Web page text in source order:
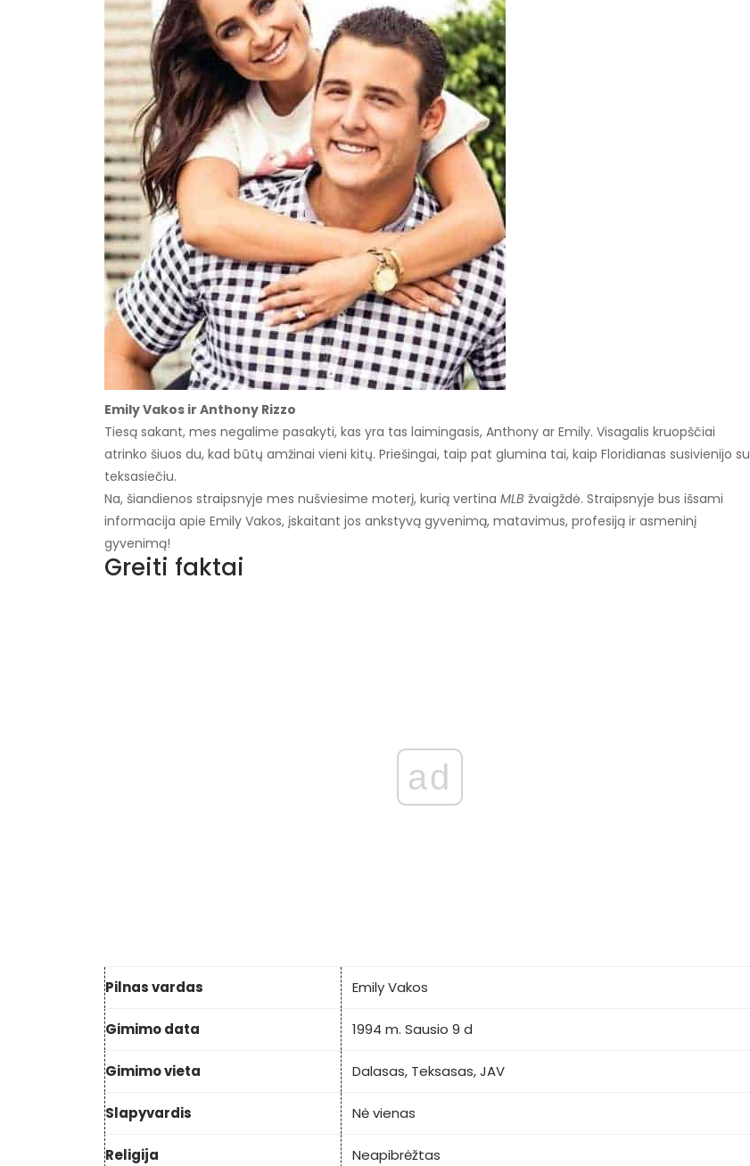
Emily Vakos ir Anthony Rizzo
Tiesą sakant, mes negalime pasakyti, kas yra tas laimingasis, Anthony ar Emily. Visagalis kruopščiai
atrinko šiuos du, kad būtų amžinai vieni kitų. Priešingai, taip pat glumina tai, kaip Floridianas susivienijo su
teksasiečiu.
Na, šiandienos straipsnyje mes nušviesime moterį, kurią vertina MLB žvaigždė. Straipsnyje bus išsami
informacija apie Emily Vakos, įskaitant jos ankstyvą gyvenimą, matavimus, profesiją ir asmeninį
gyvenimą!
Greiti faktai
ad
Pilnas vardas Emily Vakos
Gimimo data 1994 m. Sausio 9 d
Gimimo vieta Dalasas, Teksasas, JAV
Slapyvardis Nė vienas
Religija Neapibrėžtas